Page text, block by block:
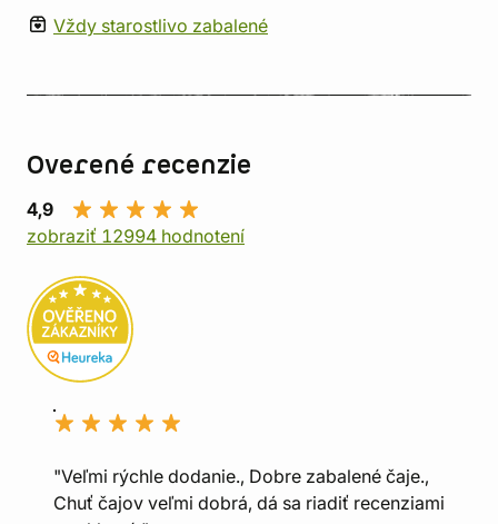
Vždy starostlivo zabalené
Overené recenzie
4,9
zobraziť 12994 hodnotení
"Veľmi rýchle dodanie., Dobre zabalené čaje.,
Chuť čajov veľmi dobrá, dá sa riadiť recenziami